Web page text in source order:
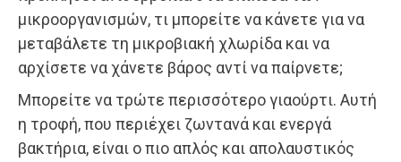
μικροοργανισμών, τι μπορείτε να κάνετε για να
μεταβάλετε τη μικροβιακή χλωρίδα και να
αρχίσετε να χάνετε βάρος αντί να παίρνετε;
Μπορείτε να τρώτε περισσότερο γιαούρτι. Αυτή
η τροφή, που περιέχει ζωντανά και ενεργά
βακτήρια, είναι ο πιο απλός και απολαυστικός